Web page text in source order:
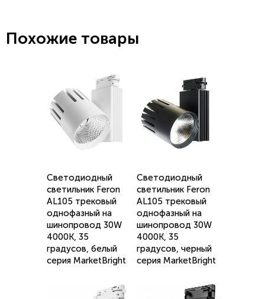
Похожие товары
Светодиодный
светильник Feron
AL105 трековый
однофазный на
шинопровод 30W
4000K, 35
градусов, белый
серия MarketBright
Светодиодный
светильник Feron
AL105 трековый
однофазный на
шинопровод 30W
4000K, 35
градусов, черный
серия MarketBright